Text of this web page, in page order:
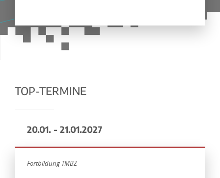
TOP-TERMINE
20.01. - 21.01.2027
Fortbildung TMBZ